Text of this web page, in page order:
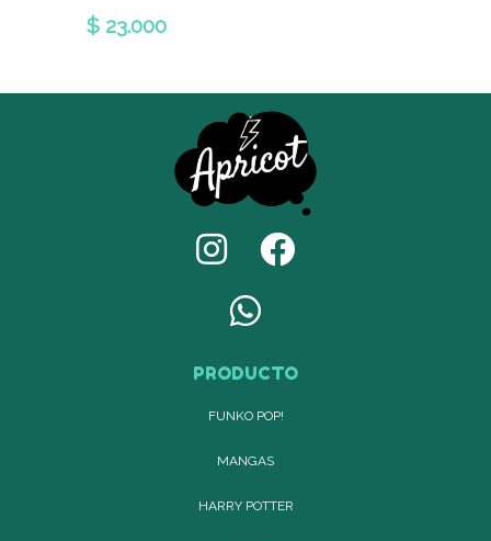
$ 23.000
PRODUCTO
FUNKO POP!
MANGAS
HARRY POTTER